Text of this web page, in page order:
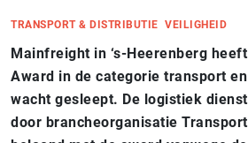
TRANSPORT & DISTRIBUTIE VEILIGHEID
Mainfreight in ‘s-Heerenberg
Award in de categorie transport
wacht gesleept. De logistiek
door brancheorganisatie